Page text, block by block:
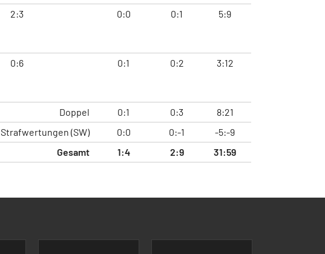
2:3 0:0 0:1 5:9
0:6 0:1 0:2 3:12
Doppel 0:1 0:3
8:21
Strafwertungen (SW)
0:0 0:-1
-5:-9
Gesamt
1:4 2:9 31:59